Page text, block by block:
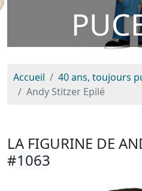
Accueil
40 ans, toujours
Andy Stitzer Epilé
LA FIGURINE DE
#1063